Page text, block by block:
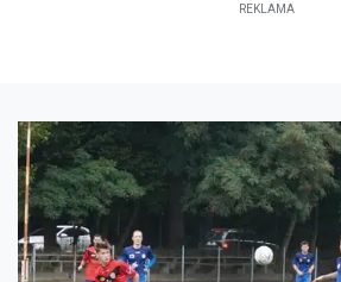
REKLAMA